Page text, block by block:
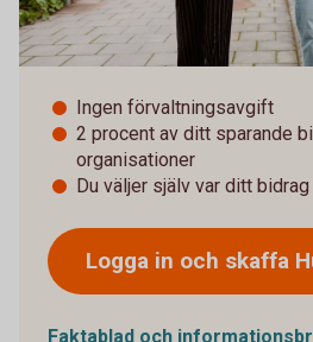
Ingen förvaltningsavgift
2 procent av ditt sparande
organisationer
Du väljer själv var ditt
Logga in och skaffa
Faktablad och